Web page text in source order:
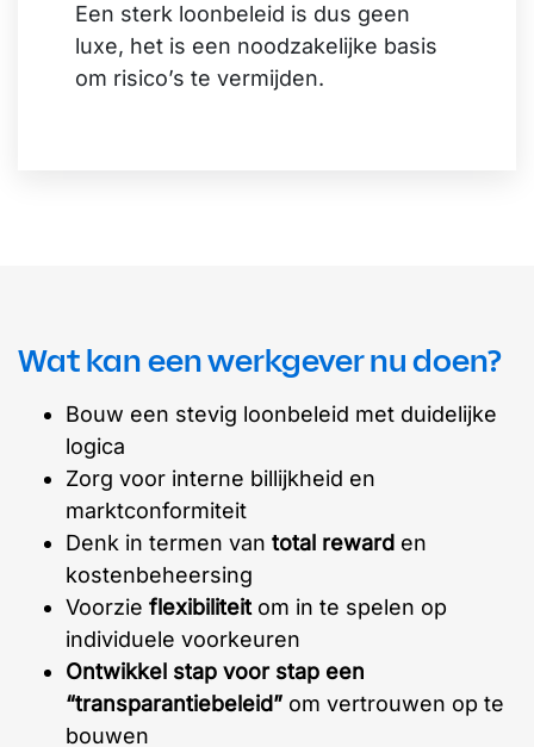
Een sterk loonbeleid is dus geen
luxe, het is een noodzakelijke basis
om risico’s te vermijden.
Wat kan een werkgever nu doen?
Bouw een stevig loonbeleid met duidelijke
logica
Zorg voor interne billijkheid en
marktconformiteit
Denk in termen van total reward en
kostenbeheersing
Voorzie flexibiliteit om in te spelen op
individuele voorkeuren
Ontwikkel stap voor stap een
“transparantiebeleid” om vertrouwen op te
bouwen